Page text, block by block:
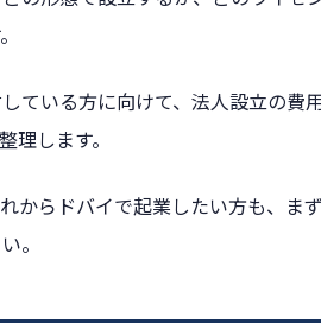
ている方に向けて、法人設立の費
理します。
からドバイで起業したい方も、ま
。